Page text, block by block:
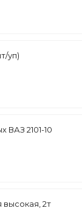
уп)
ВАЗ 2101-10
высокая, 2т